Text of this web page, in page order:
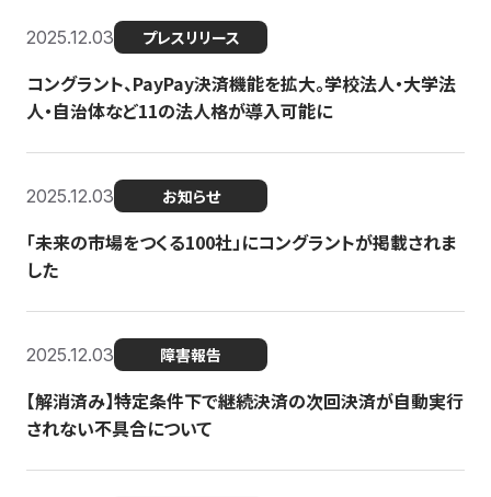
2025.12.03 プレスリリース
コングラント、PayPay決済機能を拡大。学校法人・大学法
人・自治体など11の法人格が導入可能に
2025.12.03 お知らせ
「未来の市場をつくる100社」にコングラントが掲載されま
した
2025.12.03 障害報告
【解消済み】特定条件下で継続決済の次回決済が自動実行
されない不具合について